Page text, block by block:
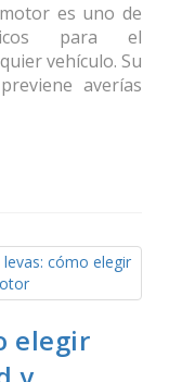
es uno de
para el
vehículo. Su
averías
elegir